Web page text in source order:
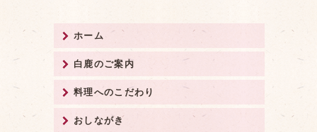
ホーム
白鹿のご案内
料理へのこだわり
おしながき